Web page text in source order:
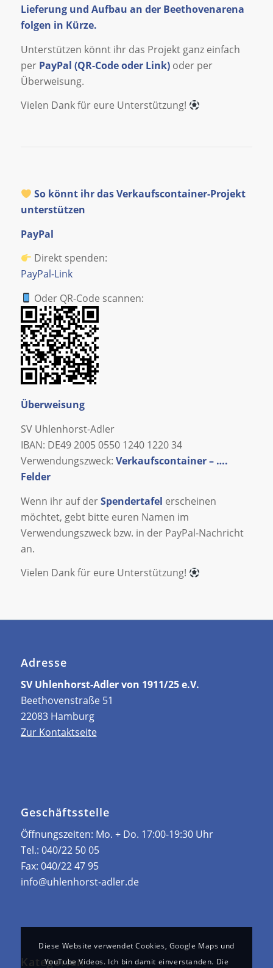
Lieferung und Aufbau an der Beethovenarena
folgen in Kürze.
Unterstützen könnt ihr das Projekt ganz einfach
per PayPal (QR-Code oder Link)oder per
Überweisung.
Vielen Dank für eure Unterstützung!
So könnt ihr das Verkaufscontainer-Projekt
unterstützen
PayPal
Direkt spenden:
PayPal-Link
Oder QR-Code scannen:
Überweisung
SV Uhlenhorst-Adler
IBAN: DE49 2005 0550 1240 1220 34
Verwendungszweck: Verkaufscontainer – ….
Felder
Wenn ihr auf derSpendertafel erscheinen
möchtet, gebt bitte euren Namen im
Verwendungszweck bzw. in der PayPal-Nachricht
an.
Vielen Dank für eure Unterstützung!
Adresse
SV Uhlenhorst-Adler von 1911/25 e.V.
Beethovenstraße 51
22083 Hamburg
Zur Kontaktseite
Geschäftsstelle
Öffnungszeiten: ­Mo. + Do. 17:00-19:30 Uhr
Tel.: 040/22 50 05
Fax: 040/22 47 95
info@uhlenhorst-adler.de
Kategorien
Diese Website verwendet Cookies, Google Maps und
YouTube Videos. Ich bin damit einverstanden. Die